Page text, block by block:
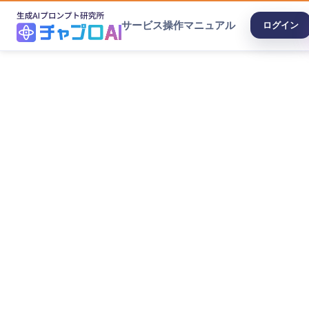
サービス操作マニュアル ログイン